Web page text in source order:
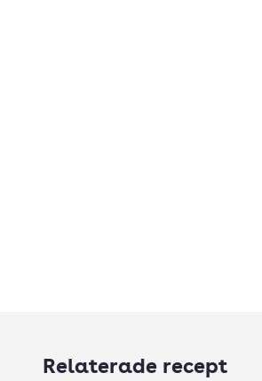
Relaterade recept